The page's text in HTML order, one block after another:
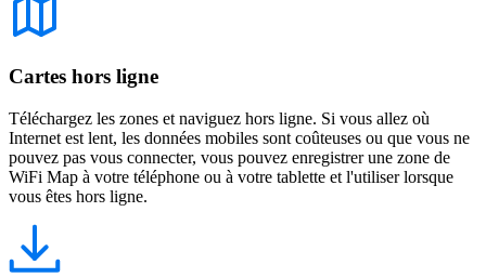
Cartes hors ligne
Téléchargez les zones et naviguez hors ligne. Si vous allez où
Internet est lent, les données mobiles sont coûteuses ou que vous ne
pouvez pas vous connecter, vous pouvez enregistrer une zone de
WiFi Map à votre téléphone ou à votre tablette et l'utiliser lorsque
vous êtes hors ligne.